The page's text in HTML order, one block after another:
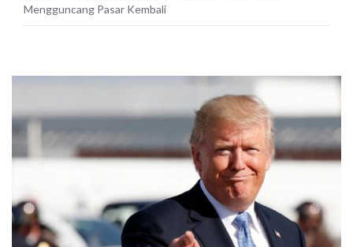
Mengguncang Pasar Kembali